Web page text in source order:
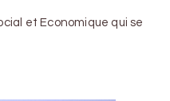
et Economique qui se